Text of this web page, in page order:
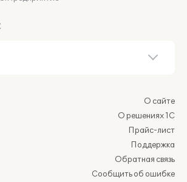
О сайте
О решениях 1С
Прайс-лист
Поддержка
Обратная связь
Сообщить об ошибке